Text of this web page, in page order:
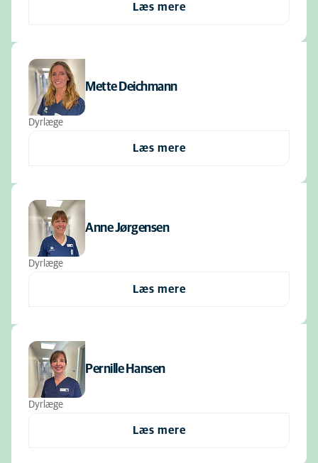
Læs mere
Mette Deichmann
Dyrlæge
Læs mere
Anne Jørgensen
Dyrlæge
Læs mere
Pernille Hansen
Dyrlæge
Læs mere